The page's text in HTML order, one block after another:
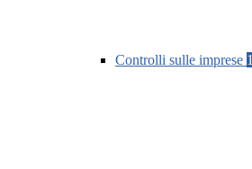
Controlli sulle imprese 1